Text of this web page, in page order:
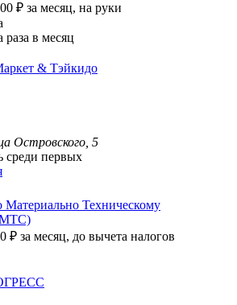
₽ за месяц, на руки
в месяц
& Тэйкидо
Островского, 5
среди первых
Материально Техническому
₽ за месяц, до вычета налогов